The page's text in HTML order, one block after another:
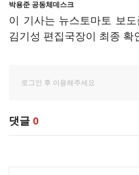
박용준 공동체데스크
이 기사는 뉴스토마토 보
김기성 편집국장이 최종 확
댓글 0